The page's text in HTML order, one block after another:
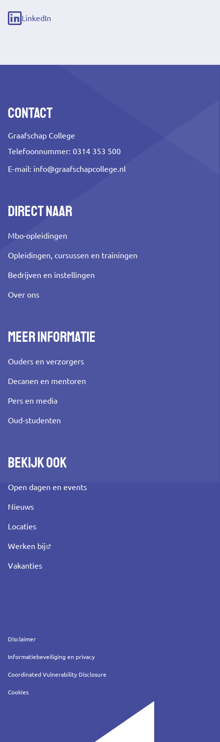
link)
LinkedIn
(externe
Contact
Graafschap College
Telefoonnummer: 0314 353 500
E-mail: info@graafschapcollege.nl
Direct naar
Mbo-opleidingen
Opleidingen, cursussen en trainingen
Bedrijven en instellingen
Over ons
Meer informatie
Ouders en verzorgers
Decanen en mentoren
Pers en media
Oud-studenten
Bekijk ook
Open dagen en events
Nieuws
Locaties
Werken bij
Vakanties
Service
Disclaimer
Informatiebeveiliging en privacy
Coordinated Vulnerability Disclosure
Cookies